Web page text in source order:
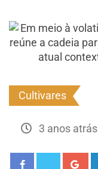
Cultivares
3 anos atrás